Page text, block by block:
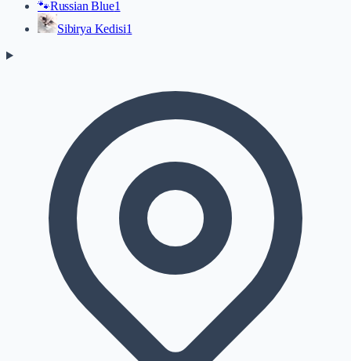
🐾Russian Blue1
Sibirya Kedisi1